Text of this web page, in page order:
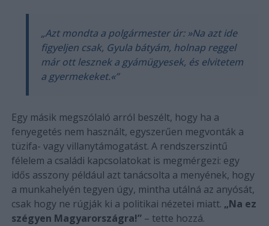
„Azt mondta a polgármester úr: »Na azt ide
figyeljen csak, Gyula bátyám, holnap reggel
már ott lesznek a gyámügyesek, és elvitetem
a gyermekeket.«”
Egy másik megszólaló arról beszélt, hogy ha a
fenyegetés nem használt, egyszerűen megvonták a
tüzifa- vagy villanytámogatást. A rendszerszintű
félelem a családi kapcsolatokat is megmérgezi: egy
idős asszony például azt tanácsolta a menyének, hogy
a munkahelyén tegyen úgy, mintha utálná az anyósát,
csak hogy ne rúgják ki a politikai nézetei miatt. „Na ez
szégyen Magyarországra!”– tette hozzá.